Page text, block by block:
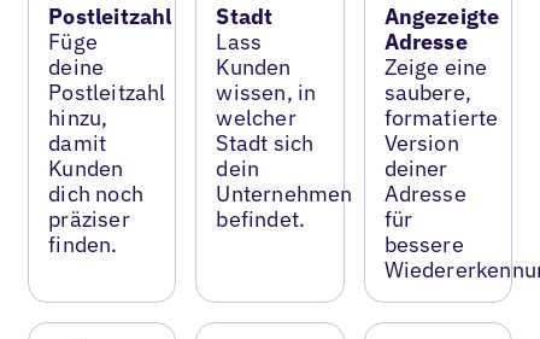
Postleitzahl
Füge
deine
Postleitzahl
hinzu,
damit
Kunden
dich noch
präziser
finden.
Stadt
Lass
Kunden
wissen, in
welcher
Stadt sich
dein
Unternehmen
befindet.
Angezeigte
Adresse
Zeige eine
saubere,
formatierte
Version
deiner
Adresse
für
bessere